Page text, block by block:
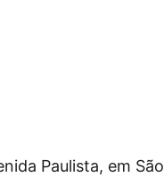
Paulista, em São